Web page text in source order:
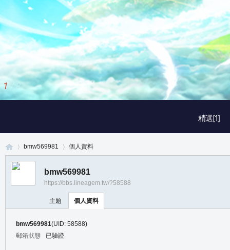
精選[1]
1 / 3
bmw569981 個人資料
bmw569981
https://bbs.lineagem.tw/?58588
主題 個人資料
bmw569981(UID: 58588)
郵箱狀態
已驗證